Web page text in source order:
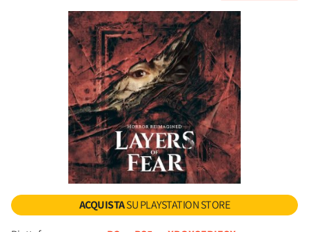
ACQUISTASU PLAYSTATION STORE